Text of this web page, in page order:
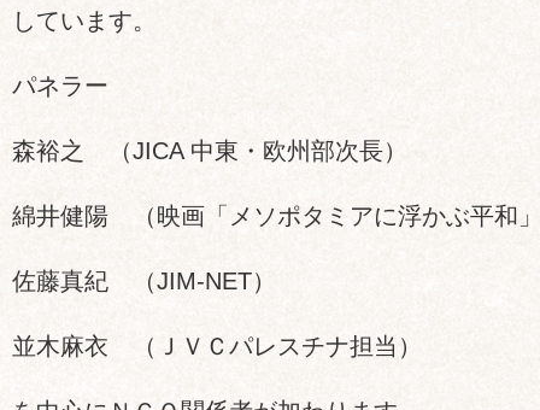
しています。
パネラー
森裕之 （JICA 中東・欧州部次長）
綿井健陽 （映画「メソポタミアに浮かぶ平和
佐藤真紀 （JIM-NET）
並木麻衣 （ＪＶＣパレスチナ担当）